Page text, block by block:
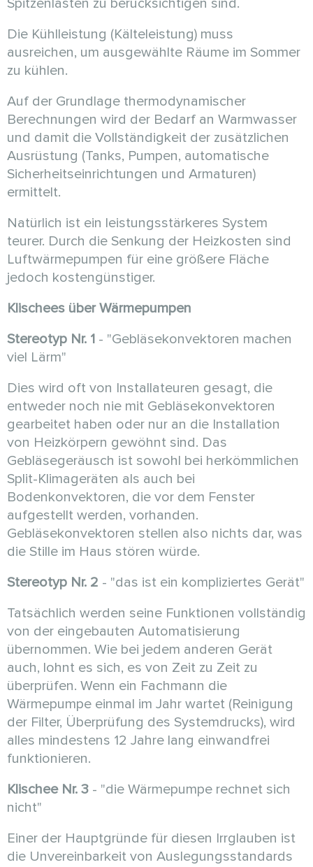
Die Kühlleistung (Kälteleistung) muss
ausreichen, um ausgewählte Räume im Sommer
zu kühlen.
Auf der Grundlage thermodynamischer
Berechnungen wird der Bedarf an Warmwasser
und damit die Vollständigkeit der zusätzlichen
Ausrüstung (Tanks, Pumpen, automatische
Sicherheitseinrichtungen und Armaturen)
ermittelt.
Natürlich ist ein leistungsstärkeres System
teurer. Durch die Senkung der Heizkosten sind
Luftwärmepumpen für eine größere Fläche
jedoch kostengünstiger.
Klischees über Wärmepumpen
Stereotyp Nr. 1 - "Gebläsekonvektoren machen
viel Lärm"
Dies wird oft von Installateuren gesagt, die
entweder noch nie mit Gebläsekonvektoren
gearbeitet haben oder nur an die Installation
von Heizkörpern gewöhnt sind. Das
Gebläsegeräusch ist sowohl bei herkömmlichen
Split-Klimageräten als auch bei
Bodenkonvektoren, die vor dem Fenster
aufgestellt werden, vorhanden.
Gebläsekonvektoren stellen also nichts dar, was
die Stille im Haus stören würde.
Stereotyp Nr. 2 - "das ist ein kompliziertes Gerät"
Tatsächlich werden seine Funktionen vollständig
von der eingebauten Automatisierung
übernommen. Wie bei jedem anderen Gerät
auch, lohnt es sich, es von Zeit zu Zeit zu
überprüfen. Wenn ein Fachmann die
Wärmepumpe einmal im Jahr wartet (Reinigung
der Filter, Überprüfung des Systemdrucks), wird
alles mindestens 12 Jahre lang einwandfrei
funktionieren.
Klischee Nr. 3 - "die Wärmepumpe rechnet sich
nicht"
Einer der Hauptgründe für diesen Irrglauben ist
die Unvereinbarkeit von Auslegungsstandards